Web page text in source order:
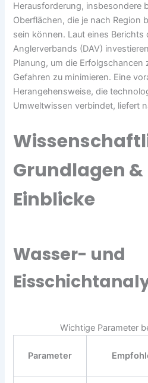
Herausforderung, insbesondere
Oberflächen, die je nach Region
sein können. Laut eines Berichts
Anglerverbands (DAV)
Planung, um die Erfolgschancen
Gefahren zu minimieren. Eine
Herangehensweise, die
Umweltwissen verbindet, liefert
Grundlagen
Einblicke
Wasser- und
Wichtige Parameter
Parameter